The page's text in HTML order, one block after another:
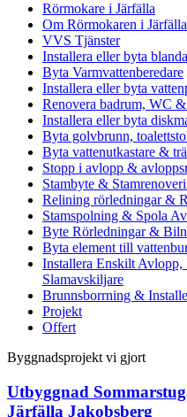
Rörmokare i Järfälla
Om Rörmokaren i Järfälla
VVS Tjänster
Installera eller byta
Byta Varmvattenberedare
Installera eller byta
Renovera badrum, WC
Installera eller byta
Byta golvbrunn,
Byta vattenutkastare &
Stopp i avlopp &
Stambyte &
Relining rörledningar &
Stamspolning & Spola
Byte Rörledningar &
Byta element till
Installera Enskilt Avlopp,
Slamavskiljare
Brunnsborrning &
Projekt
Offert
Byggnadsprojekt vi gjort
Utbyggnad
Järfälla Jakobsberg